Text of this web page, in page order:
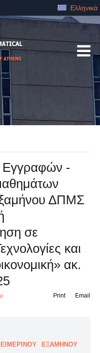
Ελληνικά
Εγγραφών -
ΔΠΜΣ
σε
και
ακ.
Email
Print
ΕΞΑΜΗΝΟΥ